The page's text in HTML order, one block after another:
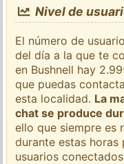
Nivel de
El número de
del día a la que te
en Bushnell hay
que puedas
esta localidad. La
chat se produce
ello que siempre es
durante estas
usuarios